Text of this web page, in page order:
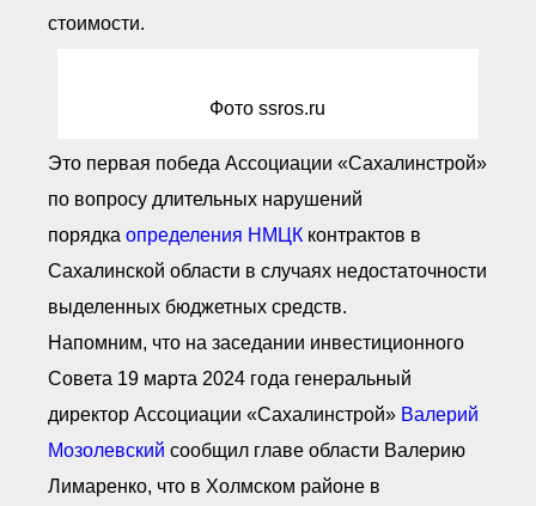
Охрана труда
Членство в НКО
Работа в Общественных советах
Законодательство РФ по
техническим регламентам
Повышение квалификации,
переподготовка
стоимости.
Фото ssros.ru
Это первая победа Ассоциации «Сахалинстрой»
по вопросу длительных нарушений
порядка определения НМЦК контрактов в
Сахалинской области в случаях недостаточности
выделенных бюджетных средств.
Напомним, что на заседании инвестиционного
Совета 19 марта 2024 года генеральный
директор Ассоциации «Сахалинстрой» Валерий
Мозолевский сообщил главе области Валерию
Лимаренко, что в Холмском районе в